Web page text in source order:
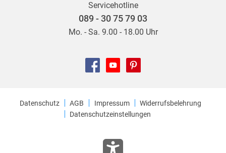
Servicehotline
089 - 30 75 79 03
Mo. - Sa. 9.00 - 18.00 Uhr
Datenschutz AGB Impressum
Widerrufsbelehrung
Datenschutzeinstellungen